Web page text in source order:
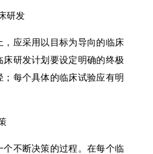
研发
，应采用以目标为导向的临床
研发计划要设定明确的终极
；每个具体的临床试验应有明
不断决策的过程。在每个临